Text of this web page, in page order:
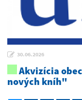
30.06.2026
Akvizícia
nových kníh"